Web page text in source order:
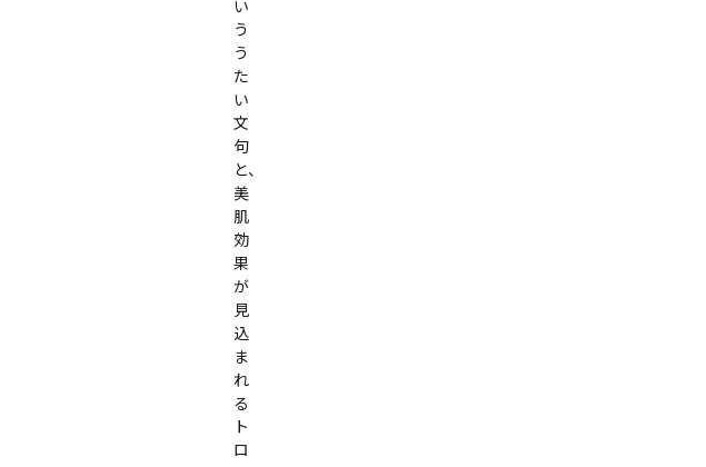
い
う
う
た
い
文
句
と、
美
肌
効
果
が
見
込
ま
れ
る
ト
ロ